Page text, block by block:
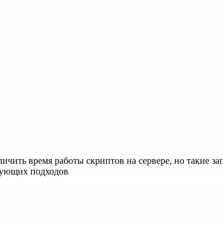
время работы скриптов на сервере, но такие
подходов